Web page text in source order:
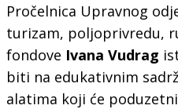
Pročelnica Upravnog
turizam, poljoprivredu,
fondove Ivana Vudrag
biti na edukativnim
alatima koji će